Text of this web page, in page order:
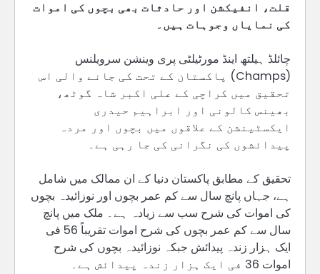
قلت، انفیکشن اور حادثات بھی بچوں کی اموات
کی نمایاں وجوہات ہیں۔
چائلڈ ہیلتھ اینڈ مورٹیلٹی پری وینشن سرویلنس
(Champs) پاکستان کے تحت کی جانے والی اس
تحقیق میں کراچی کے علی اکبر شاہ گوٹھ،
بھینس کالونی اور ابراہیم حیدری
ایکسٹینشن کے علاقوں میں بچوں اور مردہ
پیدائشوں کی نگرانی کی جا رہی ہے۔
تحقیق کے مطابق پاکستان دنیا کے ان ممالک میں شامل
ہے، جہاں پانچ سال سے کم عمر بچوں اور نوزائیدہ بچوں
کی اموات کی شرح سب سے زیادہ ہے۔ ملک میں پانچ
سال سے کم عمر بچوں کی شرح اموات تقریباً 56 فی
ایک ہزار زندہ پیدائش جبکہ نوزائیدہ بچوں کی شرح
اموات 36 فی ایک ہزار زندہ پیدائش ہے۔